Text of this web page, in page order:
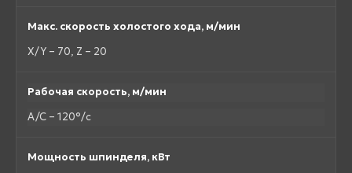
Макс. скорость холостого хода, м/мин
X/Y – 70, Z – 20
Рабочая скорость, м/мин
A/C – 120°/с
Мощность шпинделя, кВт